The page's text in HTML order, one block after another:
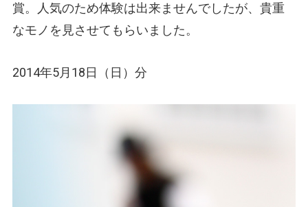
賞。人気のため体験は出来ませんでしたが、貴重
なモノを見させてもらいました。
2014年5月18日（日）分